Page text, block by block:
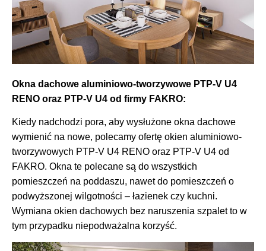
Okna dachowe aluminiowo-tworzywowe PTP-V U4
RENO oraz PTP-V U4 od firmy FAKRO:
Kiedy nadchodzi pora, aby wysłużone okna dachowe
wymienić na nowe, polecamy ofertę okien aluminiowo-
tworzywowych PTP-V U4 RENO oraz PTP-V U4 od
FAKRO. Okna te polecane są do wszystkich
pomieszczeń na poddaszu, nawet do pomieszczeń o
podwyższonej wilgotności – łazienek czy kuchni.
Wymiana okien dachowych bez naruszenia szpalet to w
tym przypadku niepodważalna korzyść.